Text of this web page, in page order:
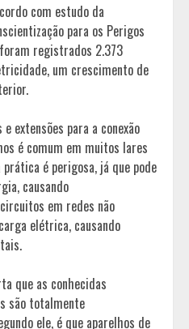
com estudo da
para os Perigos
registrados 2.373
um crescimento de
extensões para a conexão
é comum em muitos lares
é perigosa, já que pode
causando
em redes não
elétrica, causando
que as conhecidas
são totalmente
ele, é que aparelhos de